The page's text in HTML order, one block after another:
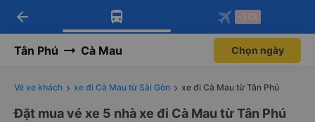
Tải app Vexere ngay!
Nhận ưu đãi thành viên độc
Mở app
Tải app Vexere
-30k/ghế khi đặt vé máy bay qua
Mở app
arrow_back -30k
Tân Phú Cà Mau Chọn ngày
Vé xe khách xe đi Cà Mau từ Sài Gòn xe đi Cà Mau từ Tân Phú
Đặt mua vé xe 5 nhà xe đi Cà Mau từ Tân Phú